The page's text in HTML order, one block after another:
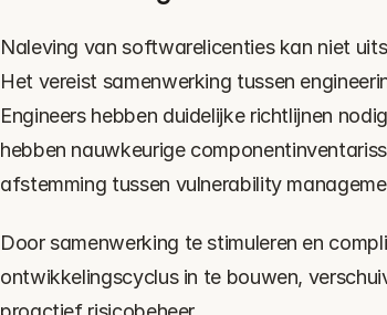
Naleving van softwarelicenties kan niet
Het vereist samenwerking tussen
Engineers hebben duidelijke richtlijnen
hebben nauwkeurige
afstemming tussen vulnerability
Door samenwerking te stimuleren en
ontwikkelingscyclus in te bouwen,